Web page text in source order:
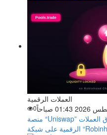
العملات الرقمية
0
منصة “Uniswap” تطلق منصة جديدة تسمح بإطلاق العملات